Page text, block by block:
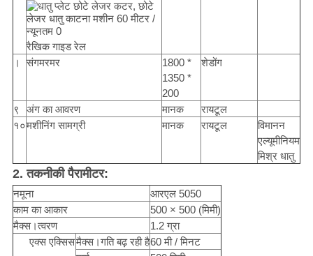
रैखिक गाइड रेल
। संगमरमर
1800 *
1350 *
200
शेडोंग
९ अंग का आवरण मानक
रायटूल
१०मशीनिंग सामग्री मानक रायटूल
विमानन
एल्यूमीनियम
मिश्र धातु
2. तकनीकी पैरामीटर:
नमूना
आरएल 5050
काम का आकार
500 × 500 (मिमी)
मैक्स।त्वरण
1.2 ग्रा
एक्स एक्सिसमैक्स।गति बढ़ रही है60 मी / मिनट